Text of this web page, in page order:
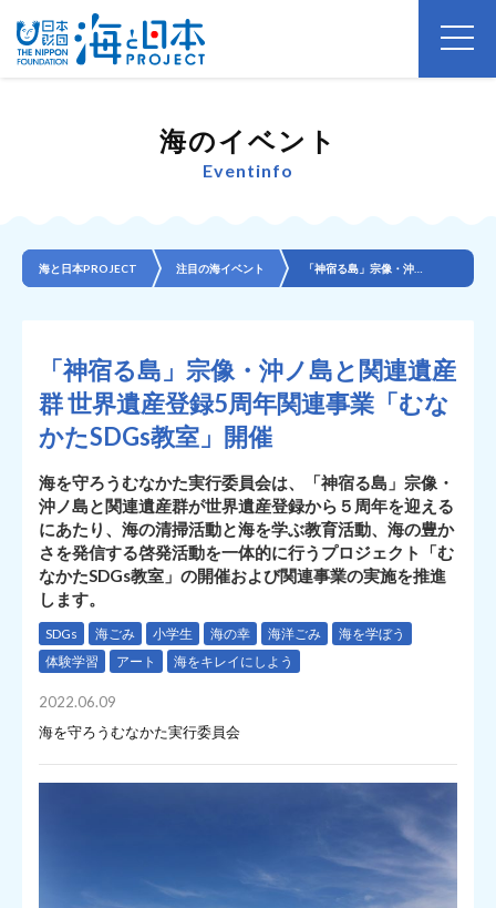
海のイベント
Eventinfo
海と日本PROJECT 注目の海イベント
「神宿る島」宗像・沖ノ島と関連遺産
群 世界遺産登録5周年関連事業「むな
かたSDGs教室」開催
海を守ろうむなかた実行委員会は、「神宿る島」宗像・
沖ノ島と関連遺産群が世界遺産登録から５周年を迎える
にあたり、海の清掃活動と海を学ぶ教育活動、海の豊か
さを発信する啓発活動を一体的に行うプロジェクト「む
なかたSDGs教室」の開催および関連事業の実施を推進
します。
SDGs 海ごみ 小学生 海の幸 海洋ごみ
海を学ぼう
体験学習
アート 海をキレイにしよう
2022.06.09
海を守ろうむなかた実行委員会